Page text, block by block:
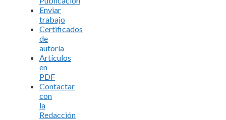
Enviar
trabajo
Certificados
de
autoría
Artículos
en
PDF
Contactar
con
la
Redacción